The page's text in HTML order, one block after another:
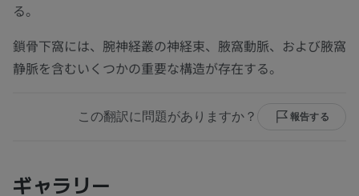
る。
鎖骨下窩には、腕神経叢の神経束、腋窩動脈、および腋窩
静脈を含むいくつかの重要な構造が存在する。
この翻訳に問題がありますか？ 報告する
ギャラリー